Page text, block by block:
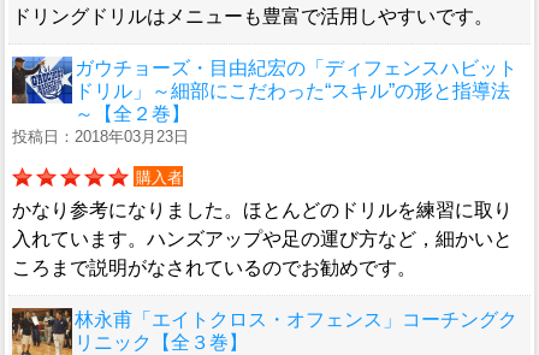
ドリングドリルはメニューも豊富で活用しやすいです。
ガウチョーズ・目由紀宏の「ディフェンスハビット
ドリル」～細部にこだわった“スキル”の形と指導法
～【全２巻】
投稿日：2018年03月23日
購入者
かなり参考になりました。ほとんどのドリルを練習に取り
入れています。ハンズアップや足の運び方など，細かいと
ころまで説明がなされているのでお勧めです。
林永甫「エイトクロス・オフェンス」コーチングク
リニック【全３巻】